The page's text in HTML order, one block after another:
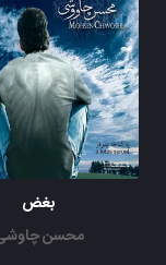
بغض
محسن